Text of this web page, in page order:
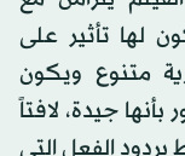
لها تأثير على
متنوع ويكون
جيدة، لافتاً
بردود الفعل التي